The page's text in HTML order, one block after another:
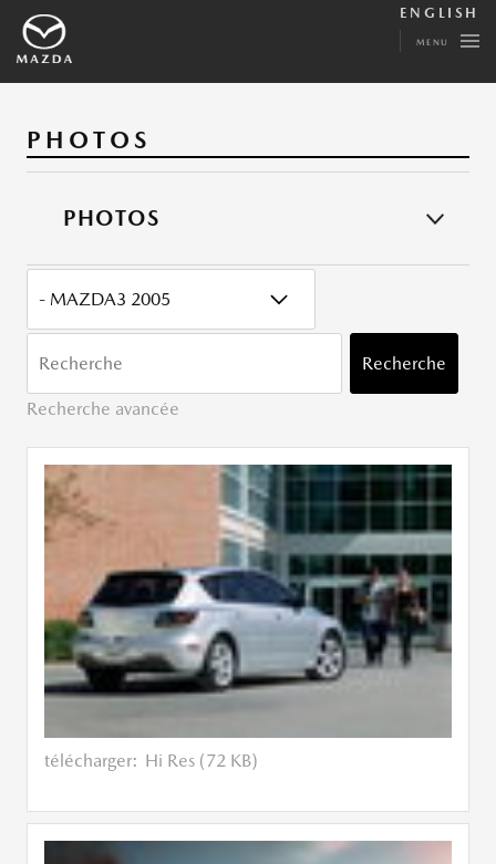
ENGLISH
MENU
PHOTOS
PHOTOS
CATÉGORY
Recherche
Recherche avancée
télécharger: Hi Res (72 KB)